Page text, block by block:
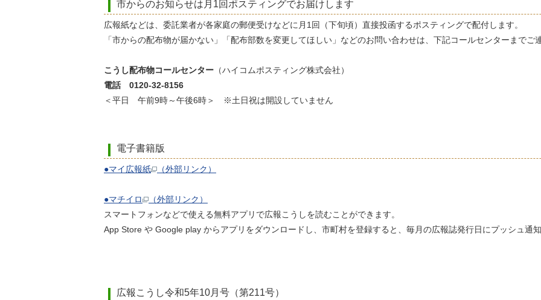
市からのお知らせは月1回ポスティングでお届けします
広報紙などは、委託業者が各家庭の郵便受けなどに月1回（下旬頃）直接投函するポスティングで配付します。
「市からの配布物が届かない」「配布部数を変更してほしい」などのお問い合わせは、下記コールセンターまでご
こうし配布物コールセンター （ハイコムポスティング株式会社）
電話 0120-32-8156
＜平日 午前9時～午後6時＞ ※土日祝は開設していません
電子書籍版
●マイ広報紙 （外部リンク）
●マチイロ
（外部リンク）
スマートフォンなどで使える無料アプリで広報こうしを読むことができます。
App Store や Google play からアプリをダウンロードし、市町村を登録すると、毎月の広報誌発行日にプッシュ通知
広報こうし令和5年10月号（第211号）